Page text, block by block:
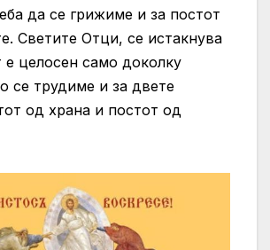
да се грижиме и за постот
Светите Отци, се истакнува
е целосен само доколку
се трудиме и за двете
од храна и постот од